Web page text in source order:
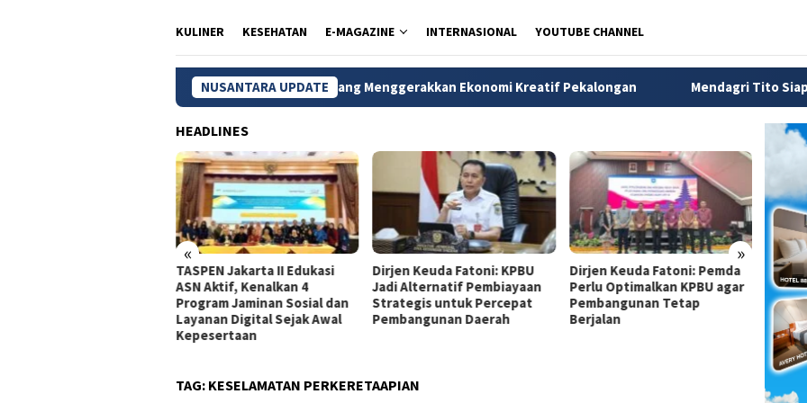
KULINER KESEHATAN E-MAGAZINE INTERNASIONAL YOUTUBE CHANNEL
NUSANTARA UPDATE
Setono, Ikon Wisata Belanja yang Menggerakkan Ekonomi Kreatif Pekalongan Mendagri Tito Siapkan Tiga Langkah
HEADLINES
« »
TASPEN Jakarta II Edukasi
ASN Aktif, Kenalkan 4
Program Jaminan Sosial dan
Layanan Digital Sejak Awal
Kepesertaan
Dirjen Keuda Fatoni: KPBU
Jadi Alternatif Pembiayaan
Strategis untuk Percepat
Pembangunan Daerah
Dirjen Keuda Fatoni: Pemda
Perlu Optimalkan KPBU agar
Pembangunan Tetap
Berjalan
TAG: KESELAMATAN PERKERETAAPIAN